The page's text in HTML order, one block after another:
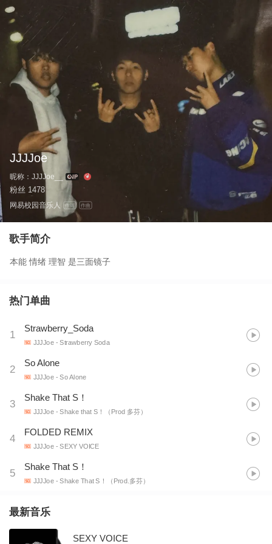
JJJJoe
昵称： JJJJoe__
粉丝 1478
网易校园音乐人 作词 作曲
歌手简介
本能 情绪 理智 是三面镜子
热门单曲
1
Strawberry_Soda
JJJJoe - Strawberry Soda
2
So Alone
JJJJoe - So Alone
3
Shake That S！
JJJJoe - Shake that S！（Prod 多芬）
4
FOLDED REMIX
JJJJoe - SEXY VOICE
5
Shake That S！
JJJJoe - Shake That S！（Prod.多芬）
最新音乐
SEXY VOICE